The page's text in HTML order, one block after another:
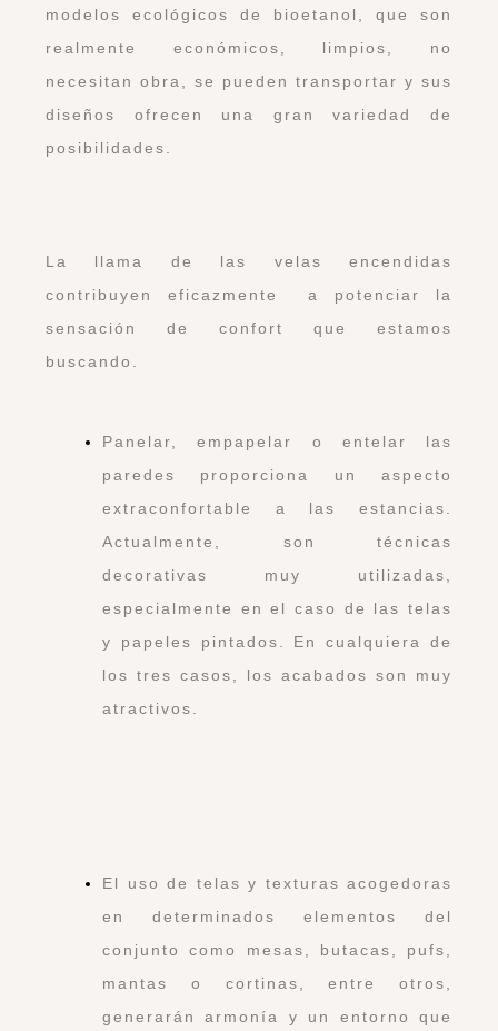
modelos ecológicos de bioetanol, que son
realmente económicos, limpios, no
necesitan obra, se pueden transportar y sus
diseños ofrecen una gran variedad de
posibilidades.
La llama de las velas encendidas
contribuyen eficazmente a potenciar la
sensación de confort que estamos
buscando.
Panelar, empapelar o entelar las
paredes proporciona un aspecto
extraconfortable a las estancias.
Actualmente, son técnicas
decorativas muy utilizadas,
especialmente en el caso de las telas
y papeles pintados. En cualquiera de
los tres casos, los acabados son muy
atractivos.
El uso de telas y texturas acogedoras
en determinados elementos del
conjunto como mesas, butacas, pufs,
mantas o cortinas, entre otros,
generarán armonía y un entorno que